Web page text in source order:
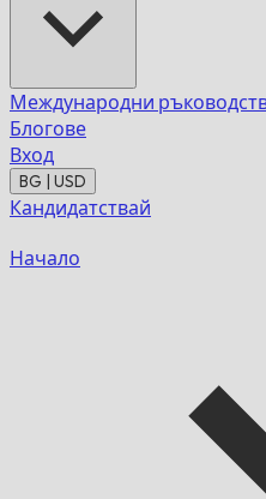
Международни
Блогове
Вход
BG | USD
Кандидатствай
Начало